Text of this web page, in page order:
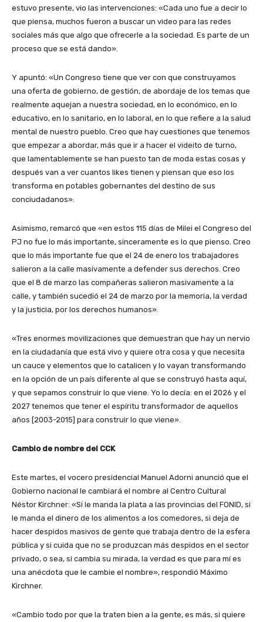
estuvo presente, vio las intervenciones: «Cada uno fue a decir lo
que piensa, muchos fueron a buscar un video para las redes
sociales más que algo que ofrecerle a la sociedad. Es parte de un
proceso que se está dando».
Y apuntó: «Un Congreso tiene que ver con que construyamos
una oferta de gobierno, de gestión, de abordaje de los temas que
realmente aquejan a nuestra sociedad, en lo económico, en lo
educativo, en lo sanitario, en lo laboral, en lo que refiere a la salud
mental de nuestro pueblo. Creo que hay cuestiones que tenemos
que empezar a abordar, más que ir a hacer el videito de turno,
que lamentablemente se han puesto tan de moda estas cosas y
después van a ver cuantos likes tienen y piensan que eso los
transforma en potables gobernantes del destino de sus
conciudadanos».
Asimismo, remarcó que «en estos 115 días de Milei el Congreso del
PJ no fue lo más importante, sinceramente es lo que pienso. Creo
que lo más importante fue que el 24 de enero los trabajadores
salieron a la calle masivamente a defender sus derechos. Creo
que el 8 de marzo las compañeras salieron masivamente a la
calle, y también sucedió el 24 de marzo por la memoria, la verdad
y la justicia, por los derechos humanos».
«Tres enormes movilizaciones que demuestran que hay un nervio
en la ciudadanía que está vivo y quiere otra cosa y que necesita
un cauce y elementos que lo catalicen y lo vayan transformando
en la opción de un país diferente al que se construyó hasta aquí,
y que sepamos construir lo que viene. Yo lo decía: en el 2026 y el
2027 tenemos que tener el espíritu transformador de aquellos
años [2003-2015] para construir lo que viene».
Cambio de nombre del CCK
Este martes, el vocero presidencial Manuel Adorni anunció que el
Gobierno nacional le cambiará el nombre al Centro Cultural
Néstor Kirchner: «Si le manda la plata a las provincias del FONID, si
le manda el dinero de los alimentos a los comedores, si deja de
hacer despidos masivos de gente que trabaja dentro de la esfera
pública y si cuida que no se produzcan más despidos en el sector
privado, o sea, si cambia su mirada, la verdad es que para mí es
una anécdota que le cambie el nombre», respondió Máximo
Kirchner.
«Cambio todo por que la traten bien a la gente, es más, si quiere